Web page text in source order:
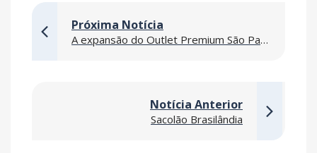
Próxima Notícia
A expansão do Outlet Premium São Paulo foi entregue
Notícia Anterior
Sacolão Brasilândia